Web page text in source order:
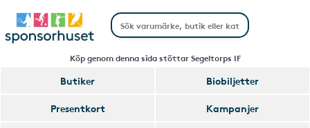
Köp genom denna sida stöttar Segeltorps IF
Butiker
Biobiljetter
Presentkort
Kampanjer